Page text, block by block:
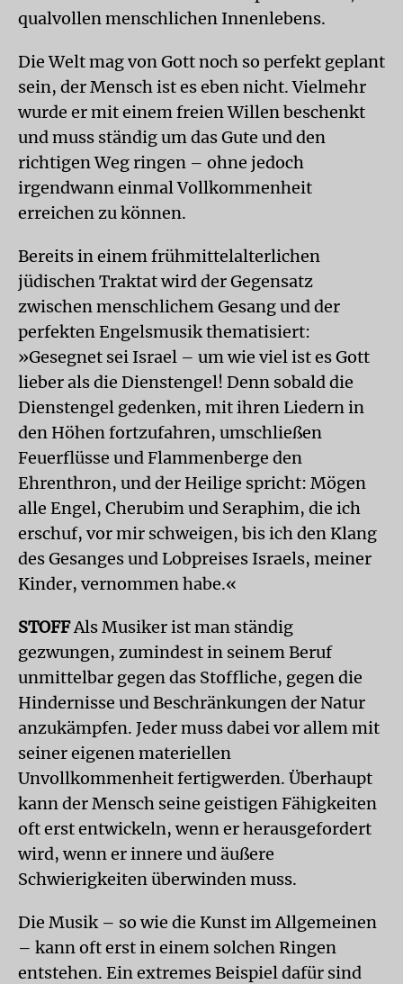
qualvollen menschlichen Innenlebens.
Die Welt mag von Gott noch so perfekt geplant
sein, der Mensch ist es eben nicht. Vielmehr
wurde er mit einem freien Willen beschenkt
und muss ständig um das Gute und den
richtigen Weg ringen – ohne jedoch
irgendwann einmal Vollkommenheit
erreichen zu können.
Bereits in einem frühmittelalterlichen
jüdischen Traktat wird der Gegensatz
zwischen menschlichem Gesang und der
perfekten Engelsmusik thematisiert:
»Gesegnet sei Israel – um wie viel ist es Gott
lieber als die Dienstengel! Denn sobald die
Dienstengel gedenken, mit ihren Liedern in
den Höhen fortzufahren, umschließen
Feuerflüsse und Flammenberge den
Ehrenthron, und der Heilige spricht: Mögen
alle Engel, Cherubim und Seraphim, die ich
erschuf, vor mir schweigen, bis ich den Klang
des Gesanges und Lobpreises Israels, meiner
Kinder, vernommen habe.«
STOFFAls Musiker ist man ständig
gezwungen, zumindest in seinem Beruf
unmittelbar gegen das Stoffliche, gegen die
Hindernisse und Beschränkungen der Natur
anzukämpfen. Jeder muss dabei vor allem mit
seiner eigenen materiellen
Unvollkommenheit fertigwerden. Überhaupt
kann der Mensch seine geistigen Fähigkeiten
oft erst entwickeln, wenn er herausgefordert
wird, wenn er innere und äußere
Schwierigkeiten überwinden muss.
Die Musik – so wie die Kunst im Allgemeinen
– kann oft erst in einem solchen Ringen
entstehen. Ein extremes Beispiel dafür sind